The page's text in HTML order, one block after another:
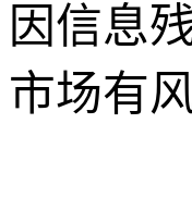
因信息
市场有